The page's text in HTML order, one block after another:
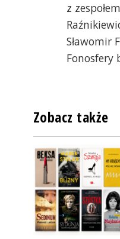
z
Sławomir
Fonosfery
Zobacz także